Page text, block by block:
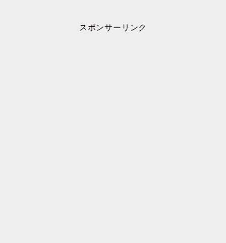
スポンサーリンク